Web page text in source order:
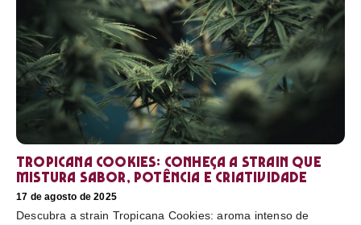
Tropicana Cookies: conheça a strain que
mistura sabor, potência e criatividade
17 de agosto de 2025
Descubra a strain Tropicana Cookies: aroma intenso de